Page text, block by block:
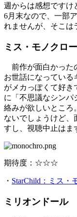
週からは感想ですけ
6月末なので、一部
れませんが、そこは
ミス・モノクロ
前作が面白かった
お世話になっている
がメカっぽくて好き
に「不思議なシンパ
絡みが欲しいところ
ないでしょうけど、
すし、視聴中止はま
期待度：☆☆☆
・ StarChild：ミス・
ミリオンドール